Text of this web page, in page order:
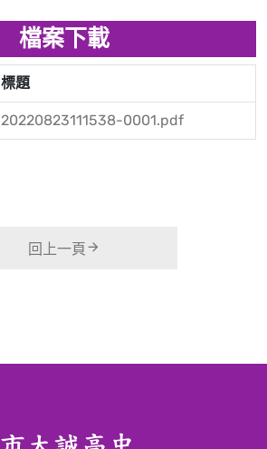
檔案下載
標題
20220823111538-0001.pdf
回上一頁